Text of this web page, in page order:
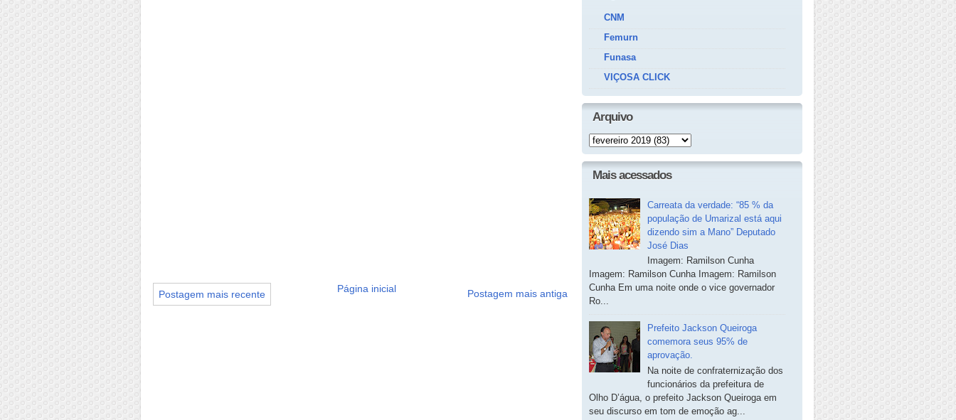
Postagem mais recente Postagem mais antiga
Página inicial
CNM
Femurn
Funasa
VIÇOSA CLICK
Arquivo
Mais acessados
Carreata da verdade: “85 % da
população de Umarizal está aqui
dizendo sim a Mano” Deputado
José Dias
Imagem: Ramilson Cunha
Imagem: Ramilson Cunha Imagem: Ramilson
Cunha Em uma noite onde o vice governador
Ro...
Prefeito Jackson Queiroga
comemora seus 95% de
aprovação.
Na noite de confraternização dos
funcionários da prefeitura de
Olho D’água, o prefeito Jackson Queiroga em
seu discurso em tom de emoção ag...